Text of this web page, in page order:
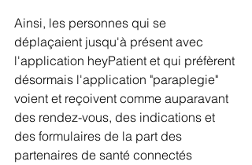
Ainsi, les personnes qui se
déplaçaient jusqu'à présent avec
l'application heyPatient et qui préfèrent
désormais l'application "paraplegie"
voient et reçoivent comme auparavant
des rendez-vous, des indications et
des formulaires de la part des
partenaires de santé connectés